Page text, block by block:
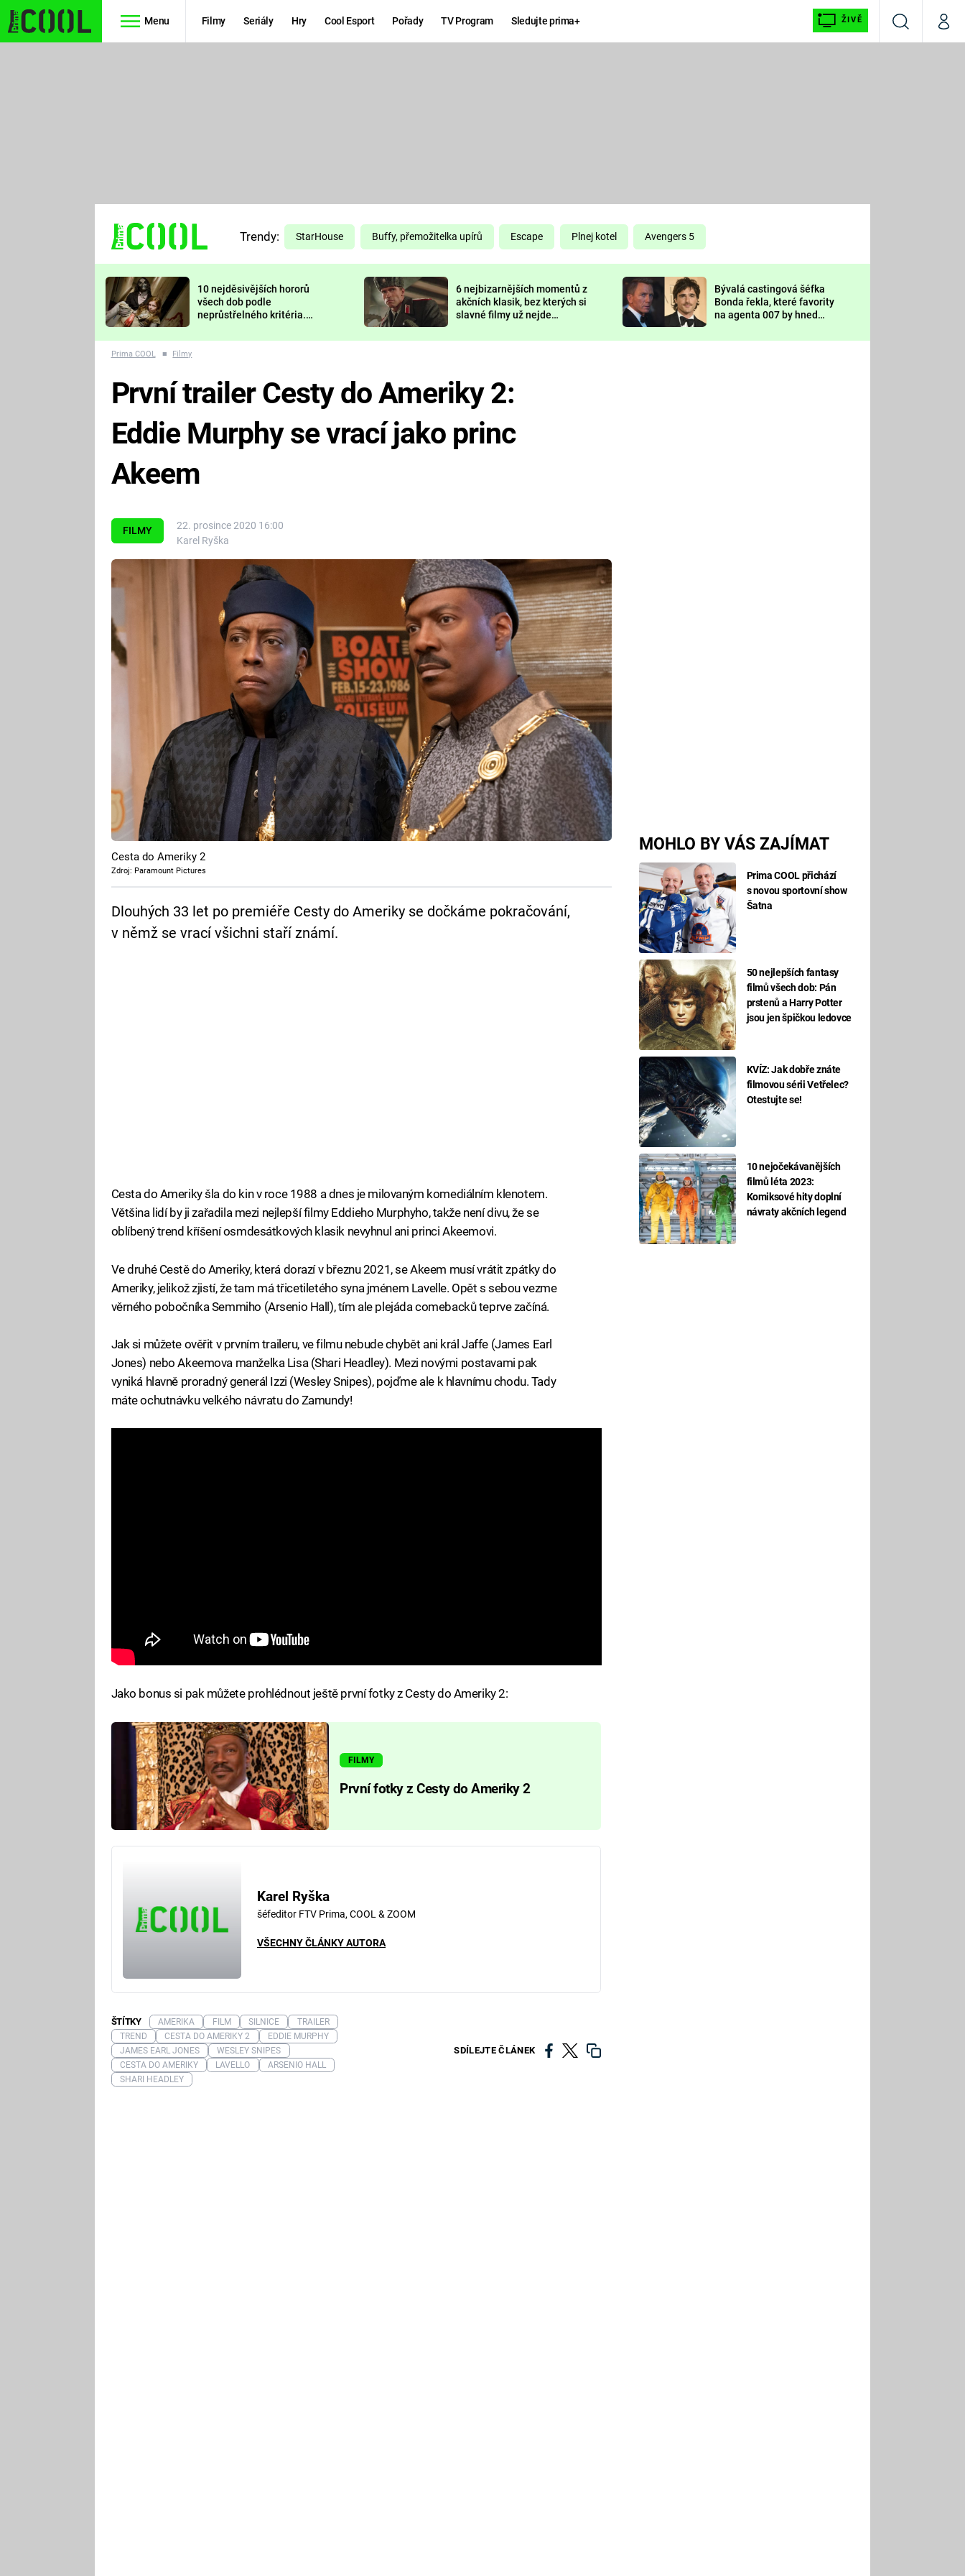
Menu Filmy Seriály Hry Cool Esport Pořady TV Program Sledujte prima+ ŽIVĚ
VyhledáváníMůj
TŘESKU
FUTURAMA
PREDÁTOR
DELIVERANCE
KOMEDIE
CHUCK
NORRIS
DEADPOOL
Prima LAJK
Sledujte nás
Trendy: StarHouse Buffy, přemožitelka upírů Escape Plnej kotel Avengers 5
10 nejděsivějších hororů
všech dob podle
neprůstřelného kritéria.
nejvíc zvednou tep?
6 nejbizarnějších momentů z
akčních klasik, bez kterých si
slavné filmy už nejde
Bývalá castingová šéfka
Bonda řekla, které favority
na agenta 007 by hned
Prima COOL ■ Filmy
FILMY
22. prosince 2020 16:00
Karel Ryška
MOHLO BY VÁS ZAJÍMAT
Prima COOL přichází
s novou sportovní show
Šatna
50 nejlepších fantasy
filmů všech dob: Pán
prstenů a Harry Potter
jsou jen špičkou ledovce
KVÍZ: Jak dobře znáte
filmovou sérii Vetřelec?
Otestujte se!
10 nejočekávanějších
filmů léta 2023:
Komiksové hity doplní
návraty akčních legend
První trailer Cesty do Ameriky 2:
Eddie Murphy se vrací jako princ
Akeem
Cesta do Ameriky 2
Zdroj: Paramount Pictures
Dlouhých 33 let po premiéře Cesty do Ameriky se dočkáme pokračování,
v němž se vrací všichni staří známí.
Cesta do Ameriky šla do kin v roce 1988 a dnes je milovaným komediálním klenotem.
Většina lidí by ji zařadila mezi nejlepší filmy Eddieho Murphyho, takže není divu, že se
oblíbený trend kříšení osmdesátkových klasik nevyhnul ani princi Akeemovi.
Ve druhé Cestě do Ameriky, která dorazí v březnu 2021, se Akeem musí vrátit zpátky do
Ameriky, jelikož zjistí, že tam má třicetiletého syna jménem Lavelle. Opět s sebou vezme
věrného pobočníka Semmiho (Arsenio Hall), tím ale plejáda comebacků teprve začíná.
Jak si můžete ověřit v prvním traileru, ve filmu nebude chybět ani král Jaffe (James Earl
Jones) nebo Akeemova manželka Lisa (Shari Headley). Mezi novými postavami pak
vyniká hlavně proradný generál Izzi (Wesley Snipes), pojďme ale k hlavnímu chodu. Tady
máte ochutnávku velkého návratu do Zamundy!
Jako bonus si pak můžete prohlédnout ještě první fotky z Cesty do Ameriky 2:
FILMY
První fotky z Cesty do Ameriky 2
Karel Ryška
šéfeditor FTV Prima, COOL & ZOOM
VŠECHNY ČLÁNKY AUTORA
SDÍLEJTE ČLÁNEK
ŠTÍTKY AMERIKA FILM SILNICE
TRAILER
TREND
CESTA DO AMERIKY 2
EDDIE MURPHY
JAMES EARL JONES
WESLEY SNIPES
CESTA DO AMERIKY
LAVELLO
ARSENIO HALL
SHARI HEADLEY